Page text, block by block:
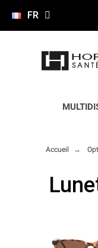
FR
Accueil